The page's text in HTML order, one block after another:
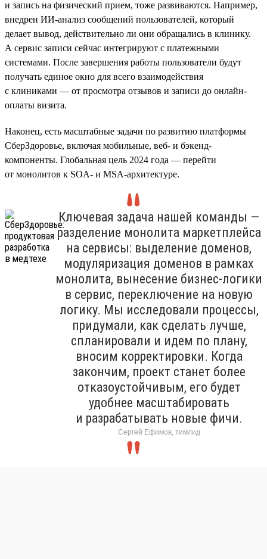
и запись на физический прием, тоже развиваются. Например,
внедрен ИИ-анализ сообщений пользователей, который
делает вывод, действительно ли они обращались в клинику.
А сервис записи сейчас интегрируют с платежными
системами. После завершения работы пользователи будут
получать единое окно для всего взаимодействия
с клиниками — от просмотра отзывов и записи до онлайн-
оплаты визита.
Наконец, есть масштабные задачи по развитию платформы
СберЗдоровье, включая мобильные, веб- и бэкенд-
компоненты. Глобальная цель 2024 года — перейти
от монолитов к SOA- и MSA-архитектуре.
Ключевая задача нашей команды —
разделение монолита маркетплейса
на сервисы: выделение доменов,
модуляризация доменов в рамках
монолита, вынесение бизнес-логики
в сервис, переключение на новую
логику. Мы исследовали процессы,
придумали, как сделать лучше,
спланировали и идем по плану,
вносим корректировки. Когда
закончим, проект станет более
отказоустойчивым, его будет
удобнее масштабировать
и разрабатывать новые фичи.
Сергей Ефимов, тимлид